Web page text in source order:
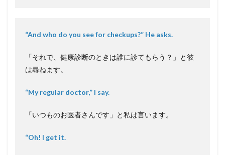
“And who do you see for checkups?” He asks.
「それで、健康診断のときは誰に診てもらう？」と彼
は尋ねます。
“My regular doctor,” I say.
「いつものお医者さんです」と私は言います。
“Oh! I get it.